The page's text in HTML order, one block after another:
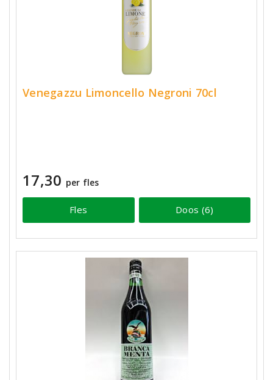
Venegazzu Limoncello Negroni 70cl
17,30 per fles
Fles Doos (6)